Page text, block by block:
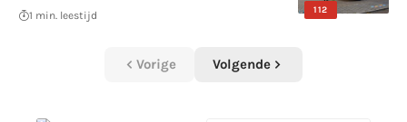
112
1 min. leestijd
Vorige Volgende